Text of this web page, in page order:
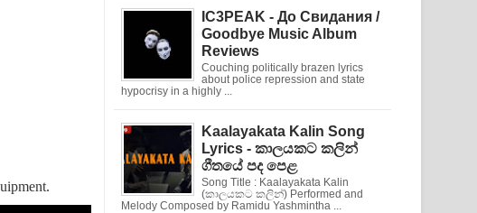
IC3PEAK - До Свидания /
Goodbye Music Album
Reviews
Couching politically brazen lyrics
about police repression and state
hypocrisy in a highly ...
Kaalayakata Kalin Song
Lyrics - කාලයකට කලින්
ගීතයේ පද පෙළ
Song Title : Kaalayakata Kalin
(කාලයකට කලින්) Performed and
Melody Composed by Ramidu Yashmintha ...